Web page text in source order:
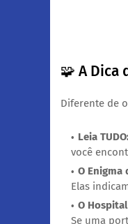
​🧩 A Dica
​Diferente de
Leia TUDO:
você
O Enigma
Elas
O
Se uma